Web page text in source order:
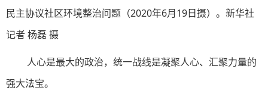
民主协议社区环境整治问题（2020年6月19日摄）。新华社
记者 杨磊 摄
人心是最大的政治，统一战线是凝聚人心、汇聚力量的
强大法宝。